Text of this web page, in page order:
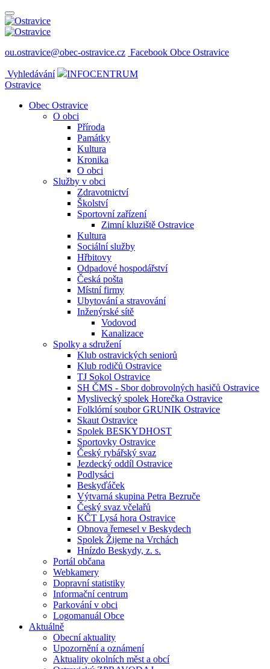
ou.ostravice@obec-ostravice.cz Facebook Obce Ostravice
Vyhledávání
INFOCENTRUM
Ostravice
Obec Ostravice
O obci
Příroda
Památky
Kultura
Kronika
O obci
Služby v obci
Zdravotnictví
Školství
Sportovní zařízení
Zimní kluziště Ostravice
Kultura
Sociální služby
Hřbitovy
Odpadové hospodářství
Česká pošta
Místní firmy
Ubytování a stravování
Inženýrské sítě
Vodovod
Kanalizace
Spolky a sdružení
Klub ostravických seniorů
Klub rodičů Ostravice
TJ Sokol Ostravice
SH ČMS - Sbor dobrovolných hasičů Ostravice
Myslivecký spolek Horečka Ostravice
Folklórní soubor GRUNIK Ostravice
Skaut Ostravice
Spolek BESKYDHOST
Sportovky Ostravice
Český rybářský svaz
Jezdecký oddíl Ostravice
Podlysáci
Beskyďáček
Výtvarná skupina Petra Bezruče
Český svaz včelařů
KČT Lysá hora Ostravice
Obnova řemesel v Beskydech
Spolek Žijeme na Vrchách
Hnízdo Beskydy, z. s.
Portál občana
Webkamery
Dopravní statistiky
Informační centrum
Parkování v obci
Logomanuál Obce
Aktuálně
Obecní aktuality
Upozornění a oznámení
Aktuality okolních měst a obcí